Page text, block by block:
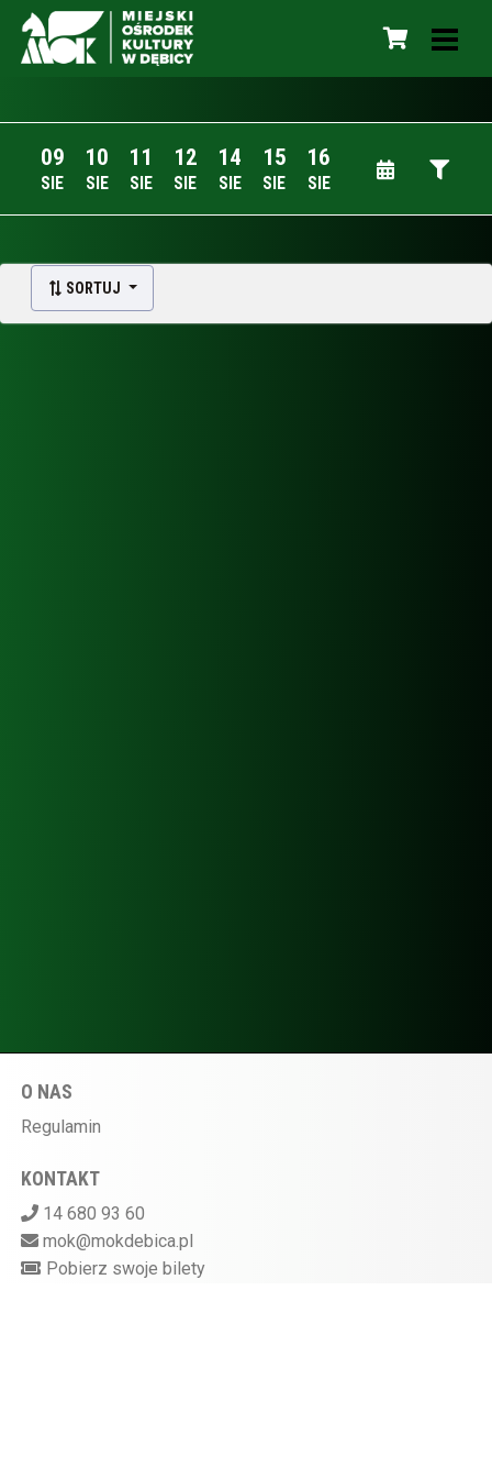
09
SIE
10
SIE
11
SIE
12
SIE
14
SIE
15
SIE
16
SIE
SORTUJ
O NAS
Regulamin
KONTAKT
14 680 93 60
mok@mokdebica.pl
Pobierz swoje bilety